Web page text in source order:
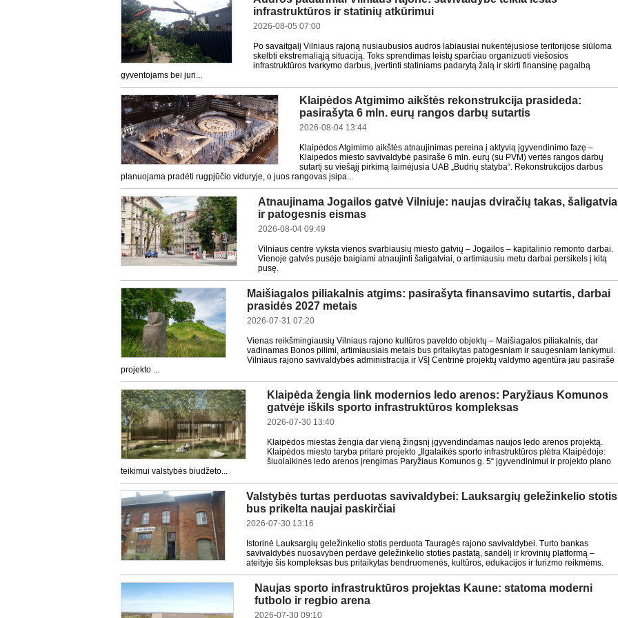
infrastruktūros ir statinių atkūrimui
2026-08-05 07:00
Po savaitgalį Vilniaus rajoną nusiaubusios audros labiausiai nukentėjusiose teritorijose siūloma
skelbti ekstremaliąją situaciją. Toks sprendimas leistų sparčiau organizuoti viešosios
infrastruktūros tvarkymo darbus, įvertinti statiniams padarytą žalą ir skirti finansinę pagalbą
gyventojams bei juri...
Klaipėdos Atgimimo aikštės rekonstrukcija prasideda:
pasirašyta 6 mln. eurų rangos darbų sutartis
2026-08-04 13:44
Klaipėdos Atgimimo aikštės atnaujinimas pereina į aktyvią įgyvendinimo fazę –
Klaipėdos miesto savivaldybė pasirašė 6 mln. eurų (su PVM) vertės rangos darbų
sutartį su viešąjį pirkimą laimėjusia UAB „Budrių statyba“. Rekonstrukcijos darbus
planuojama pradėti rugpjūčio viduryje, o juos rangovas įsipa...
Atnaujinama Jogailos gatvė Vilniuje: naujas dviračių takas,
ir patogesnis eismas
2026-08-04 09:49
Vilniaus centre vyksta vienos svarbiausių miesto gatvių – Jogailos – kapitalinio remonto darbai.
Vienoje gatvės pusėje baigiami atnaujinti šaligatviai, o artimiausiu metu darbai persikels į kitą
pusę.
Maišiagalos piliakalnis atgims: pasirašyta finansavimo sutartis, darbai
prasidės 2027 metais
2026-07-31 07:20
Vienas reikšmingiausių Vilniaus rajono kultūros paveldo objektų – Maišiagalos piliakalnis, dar
vadinamas Bonos pilimi, artimiausiais metais bus pritaikytas patogesniam ir saugesniam lankymui.
Vilniaus rajono savivaldybės administracija ir VšĮ Centrinė projektų valdymo agentūra jau pasirašė
projekto ...
Klaipėda žengia link modernios ledo arenos: Paryžiaus Komunos
gatvėje iškils sporto infrastruktūros kompleksas
2026-07-30 13:40
Klaipėdos miestas žengia dar vieną žingsnį įgyvendindamas naujos ledo arenos projektą.
Klaipėdos miesto taryba pritarė projekto „Ilgalaikės sporto infrastruktūros plėtra Klaipėdoje:
šiuolaikinės ledo arenos įrengimas Paryžiaus Komunos g. 5“ įgyvendinimui ir projekto plano
teikimui valstybės biudžeto...
Valstybės turtas perduotas savivaldybei: Lauksargių geležinkelio stotis
bus prikelta naujai paskirčiai
2026-07-30 13:16
Istorinė Lauksargių geležinkelio stotis perduota Tauragės rajono savivaldybei. Turto bankas
savivaldybės nuosavybėn perdavė geležinkelio stoties pastatą, sandėlį ir krovinių platformą –
ateityje šis kompleksas bus pritaikytas bendruomenės, kultūros, edukacijos ir turizmo reikmėms.
Naujas sporto infrastruktūros projektas Kaune: statoma moderni
futbolo ir regbio arena
2026-07-30 09:10